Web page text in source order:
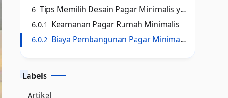
6 Tips Memilih Desain Pagar Minimalis yang Tepat
6.0.1 Keamanan Pagar Rumah Minimalis
6.0.2 Biaya Pembangunan Pagar Minimalis
Labels
Artikel